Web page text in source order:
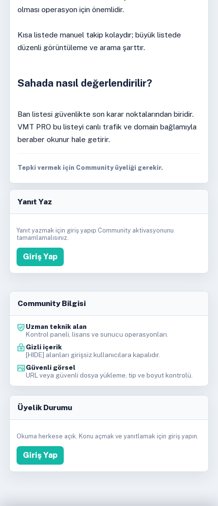
olması operasyon için önemlidir.
Kısa listede manuel takip kolaydır; büyük listede
düzenli görüntüleme ve arama şarttır.
Sahada nasıl değerlendirilir?
Ban listesi güvenlikte son karar noktalarından biridir.
VMT PRO bu listeyi canlı trafik ve domain bağlamıyla
beraber okunur hale getirir.
Tepki vermek için Community üyeliği gerekir.
Yanıt Yaz
Yanıt yazmak için giriş yapıp Community aktivasyonunu
tamamlamalısınız.
Giriş Yap
Community Bilgisi
Uzman teknik alan
Kontrol paneli, lisans ve sunucu operasyonları.
Gizli içerik
[HIDE] alanları girişsiz kullanıcılara kapalıdır.
Güvenli görsel
URL veya güvenli dosya yükleme, tip ve boyut kontrolü.
Üyelik Durumu
Okuma herkese açık. Konu açmak ve yanıtlamak için giriş yapın.
Giriş Yap